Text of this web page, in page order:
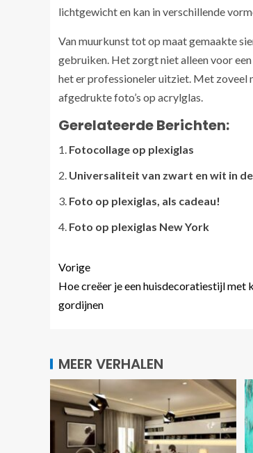
lichtgewicht en kan in verschillende
Van muurkunst tot op maat gemaakte
gebruiken. Het zorgt niet alleen voor
het er professioneler uitziet. Met zoveel
afgedrukte foto’s op acrylglas.
Gerelateerde Berichten:
Fotocollage op plexiglas
Universaliteit van zwart en wit in
Foto op plexiglas, als cadeau!
Foto op plexiglas New York
Vorige
Hoe creëer je een huisdecoratiestijl met
gordijnen
MEER VERHALEN